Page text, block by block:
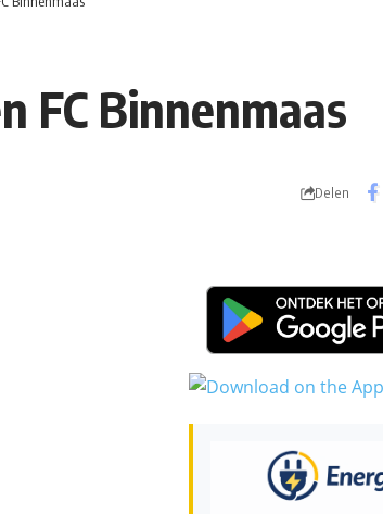
FC Binnenmaas
Delen